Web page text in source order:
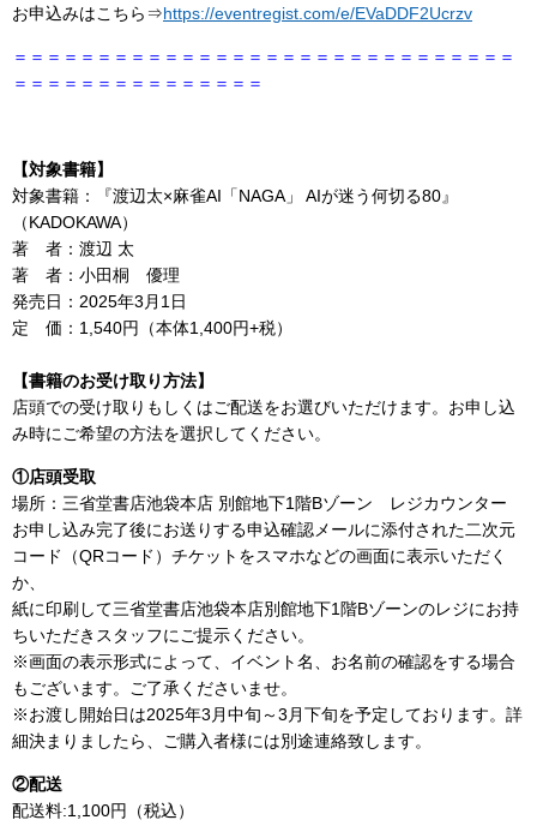
お申込みはこちら⇒https://eventregist.com/e/EVaDDF2Ucrzv
＝＝＝＝＝＝＝＝＝＝＝＝＝＝＝＝＝＝＝＝＝＝＝＝＝＝＝＝＝＝
＝＝＝＝＝＝＝＝＝＝＝＝＝＝＝
【対象書籍】
対象書籍：『渡辺太×麻雀AI「NAGA」 AIが迷う何切る80』
（KADOKAWA）
著 者：渡辺 太
著 者：小田桐 優理
発売日：2025年3月1日
定 価：1,540円（本体1,400円+税）
【書籍のお受け取り方法】
店頭での受け取りもしくはご配送をお選びいただけます。お申し込
み時にご希望の方法を選択してください。
①店頭受取
場所：三省堂書店池袋本店 別館地下1階Bゾーン レジカウンター
お申し込み完了後にお送りする申込確認メールに添付された二次元
コード（QRコード）チケットをスマホなどの画面に表示いただく
か、
紙に印刷して三省堂書店池袋本店別館地下1階Bゾーンのレジにお持
ちいただきスタッフにご提示ください。
※画面の表示形式によって、イベント名、お名前の確認をする場合
もございます。ご了承くださいませ。
※お渡し開始日は2025年3月中旬～3月下旬を予定しております。詳
細決まりましたら、ご購入者様には別途連絡致します。
②配送
配送料:1,100円（税込）